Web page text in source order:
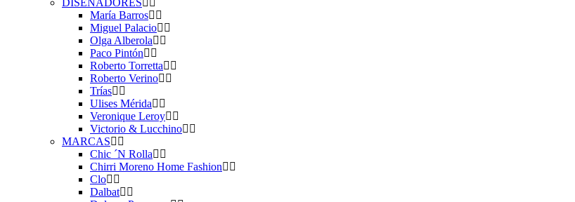
DISEÑADORES
María Barros
Miguel Palacio
Olga Alberola
Paco Pintón
Roberto Torretta
Roberto Verino
Trías
Ulises Mérida
Veronique Leroy
Victorio & Lucchino
MARCAS
Chic ´N Rolla
Chirri Moreno Home Fashion
Clo
Dalbat